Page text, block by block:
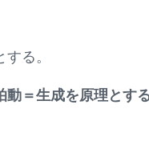
る。
動＝生成を原理とす